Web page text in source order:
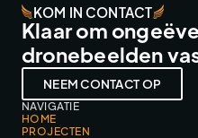
KOM IN CONTACT
Klaar om
dronebeelden
NEEM CONTACT OP
NAVIGATIE
HOME
PROJECTEN